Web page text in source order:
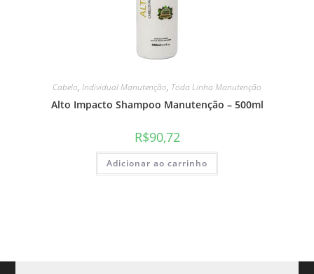
Cabelo, Individual Manutenção, Toda Linha Manutenção
Alto Impacto Shampoo Manutenção – 500ml
R$90,72
Adicionar ao carrinho